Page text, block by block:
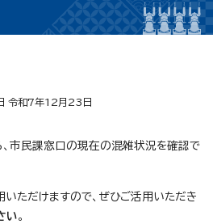
令和7年12月23日
、市民課窓口の現在の混雑状況を確認で
ただけますので、ぜひご活用いただき
い。